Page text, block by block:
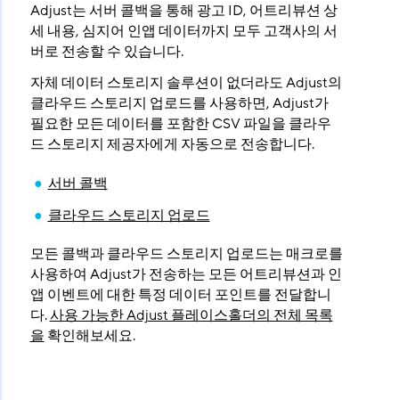
Adjust는 서버 콜백을 통해 광고 ID, 어트리뷰션 상
세 내용, 심지어 인앱 데이터까지 모두 고객사의 서
버로 전송할 수 있습니다.
자체 데이터 스토리지 솔루션이 없더라도 Adjust의
클라우드 스토리지 업로드를 사용하면, Adjust가
필요한 모든 데이터를 포함한 CSV 파일을 클라우
드 스토리지 제공자에게 자동으로 전송합니다.
서버 콜백
클라우드 스토리지 업로드
모든 콜백과 클라우드 스토리지 업로드는 매크로를
사용하여 Adjust가 전송하는 모든 어트리뷰션과 인
앱 이벤트에 대한 특정 데이터 포인트를 전달합니
다.사용 가능한 Adjust 플레이스홀더의 전체 목록
을 확인해보세요.